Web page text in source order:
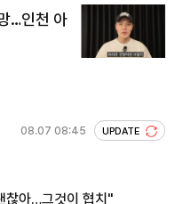
…인천 아
08.07 08:45 UPDATE
찮아…그것이 협치"